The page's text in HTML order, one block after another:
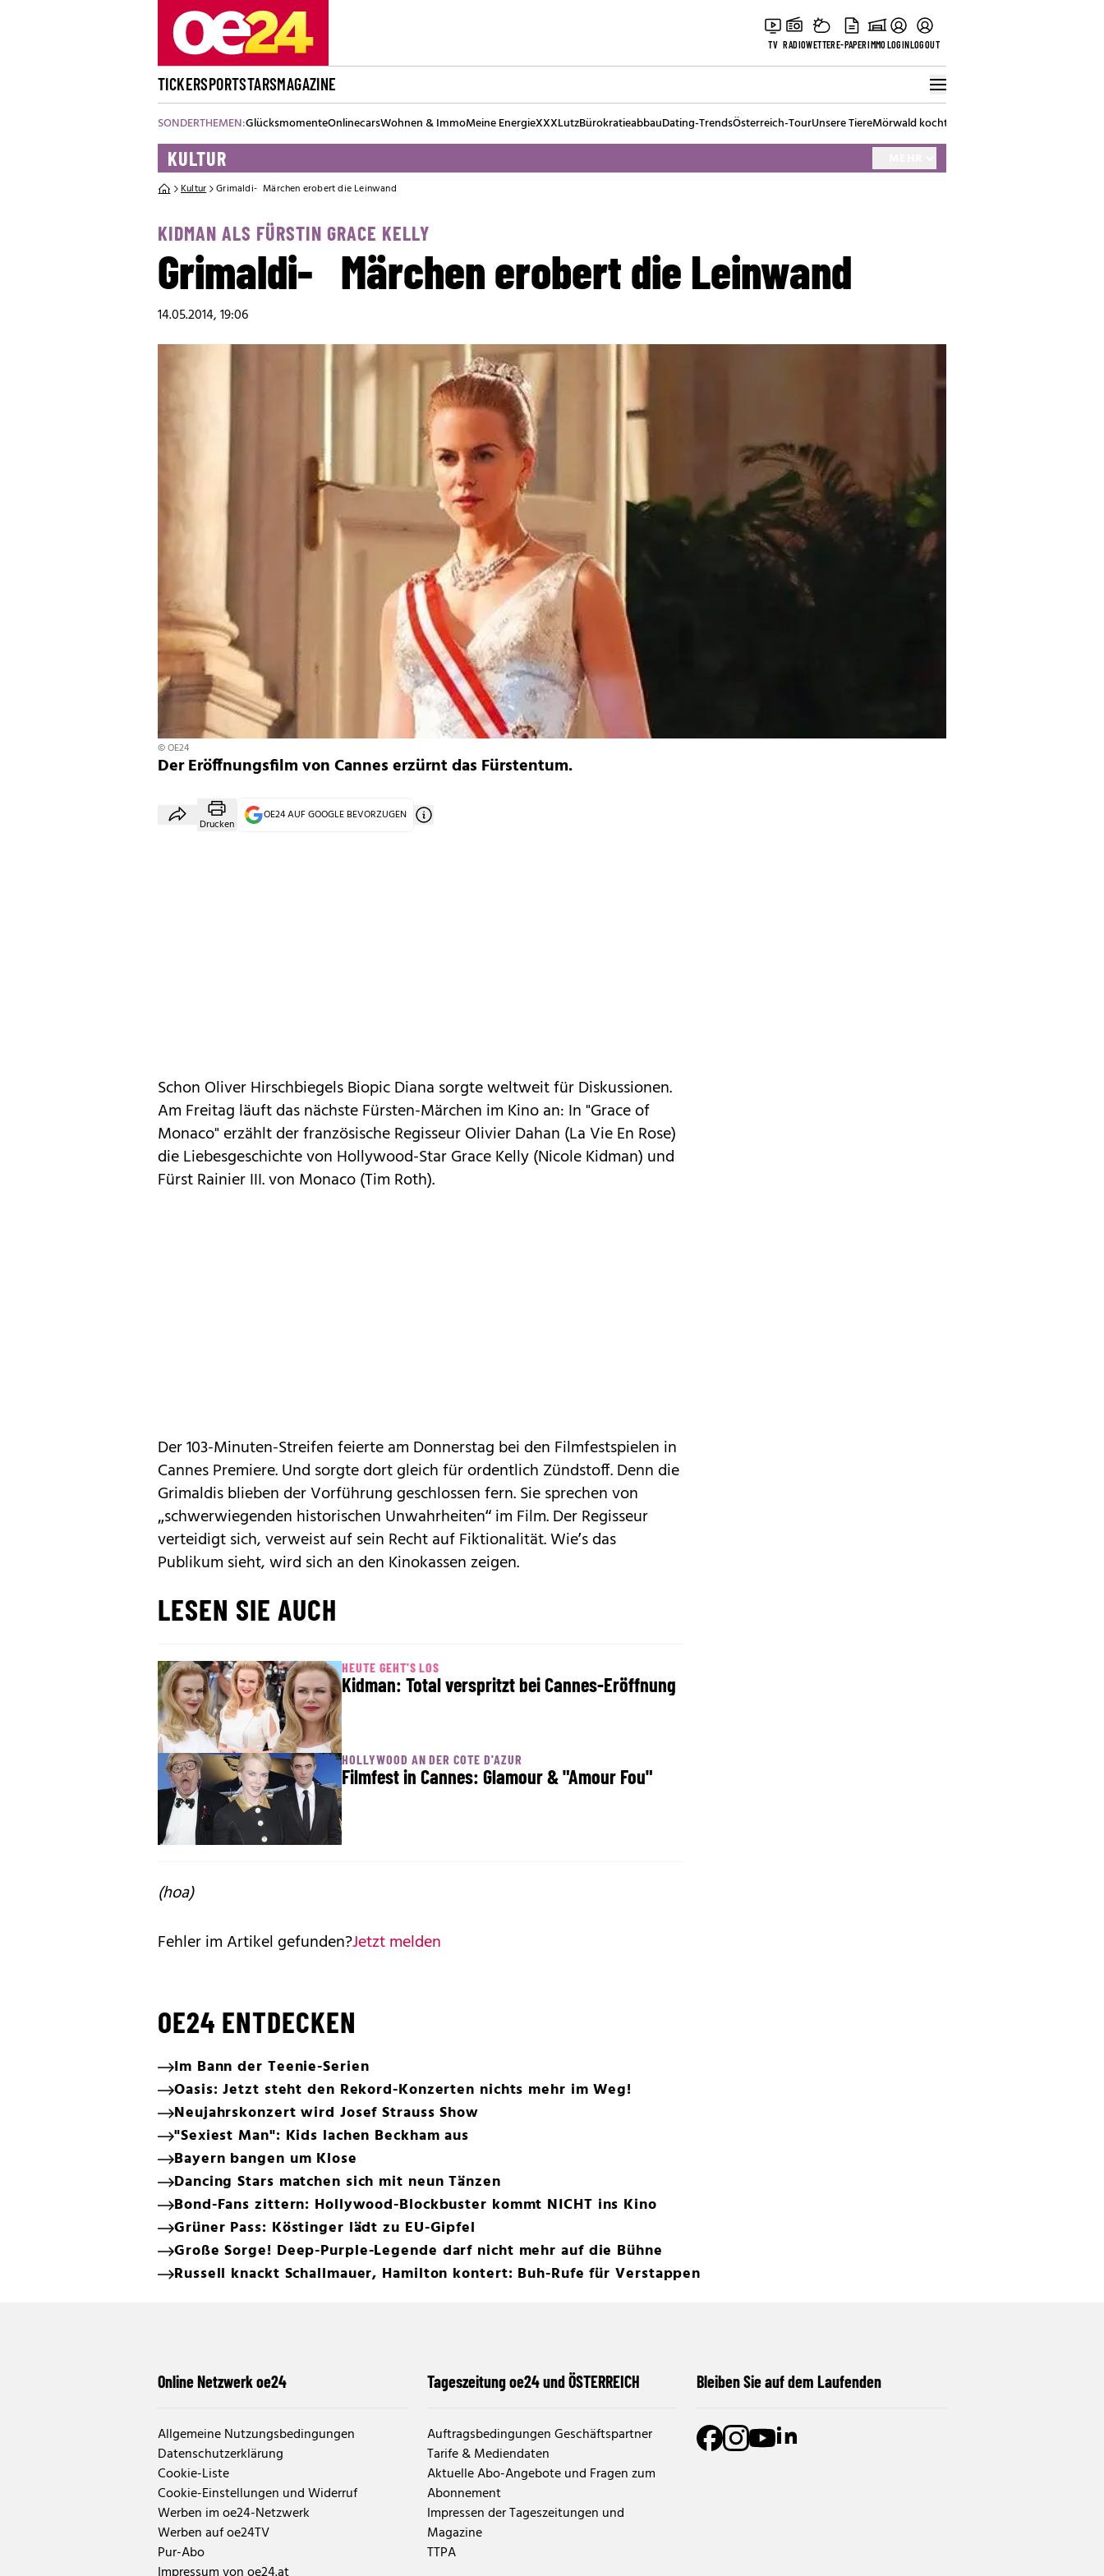
TV RADIOWETTERE-PAPERIMMOLOGINLOGOUT
TICKERSPORTSTARSMAGAZINE
SONDERTHEMEN:GlücksmomenteOnlinecarsWohnen & ImmoMeine EnergieXXXLutzBürokratieabbauDating-TrendsÖsterreich-TourUnsere TiereMörwald kocht
KULTUR
Kultur Grimaldi- Märchen erobert die Leinwand
KIDMAN ALS FÜRSTIN GRACE KELLY
Grimaldi- Märchen erobert die Leinwand
14.05.2014, 19:06
© OE24
Der Eröffnungsfilm von Cannes erzürnt das Fürstentum.
Drucken
OE24 AUF GOOGLE BEVORZUGEN
Schon Oliver Hirschbiegels Biopic Diana sorgte weltweit für Diskussionen.
Am Freitag läuft das nächste Fürsten-Märchen im Kino an: In "Grace of
Monaco" erzählt der französische Regisseur Olivier Dahan (La Vie En Rose)
die Liebesgeschichte von Hollywood-Star Grace Kelly (Nicole Kidman) und
Fürst Rainier III. von Monaco (Tim Roth).
Der 103-Minuten-Streifen feierte am Donnerstag bei den Filmfestspielen in
Cannes Premiere. Und sorgte dort gleich für ordentlich Zündstoff. Denn die
Grimaldis blieben der Vorführung geschlossen fern. Sie sprechen von
„schwerwiegenden historischen Unwahrheiten“ im Film. Der Regisseur
verteidigt sich, verweist auf sein Recht auf Fiktionalität. Wie’s das
Publikum sieht, wird sich an den Kinokassen zeigen.
LESEN SIE AUCH
HEUTE GEHT'S LOS
Kidman: Total verspritzt bei Cannes-Eröffnung
HOLLYWOOD AN DER COTE D'AZUR
Filmfest in Cannes: Glamour & "Amour Fou"
(hoa)
Fehler im Artikel gefunden?Jetzt melden
OE24 ENTDECKEN
Im Bann der Teenie-Serien
Oasis: Jetzt steht den Rekord-Konzerten nichts mehr im Weg!
Neujahrskonzert wird Josef Strauss Show
"Sexiest Man": Kids lachen Beckham aus
Bayern bangen um Klose
Dancing Stars matchen sich mit neun Tänzen
Bond-Fans zittern: Hollywood-Blockbuster kommt NICHT ins Kino
Grüner Pass: Köstinger lädt zu EU-Gipfel
Große Sorge! Deep-Purple-Legende darf nicht mehr auf die Bühne
Russell knackt Schallmauer, Hamilton kontert: Buh-Rufe für Verstappen
Online Netzwerk oe24
Allgemeine Nutzungsbedingungen
Datenschutzerklärung
Cookie-Liste
Cookie-Einstellungen und Widerruf
Werben im oe24-Netzwerk
Werben auf oe24TV
Pur-Abo
Tageszeitung oe24 und ÖSTERREICH
Auftragsbedingungen Geschäftspartner
Tarife & Mediendaten
Aktuelle Abo-Angebote und Fragen zum
Abonnement
Impressen der Tageszeitungen und
Magazine
TTPA
Bleiben Sie auf dem Laufenden